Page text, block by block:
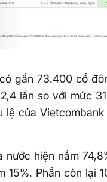
gần 73.400 cổ
lần so với mức
của
hiện nắm
Phần còn lại